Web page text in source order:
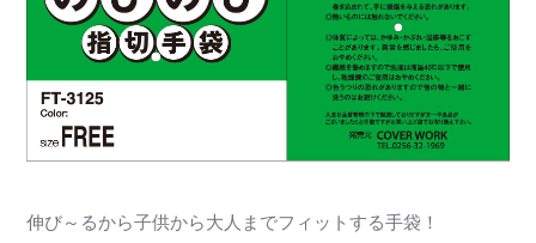
伸び～るから子供から大人までフィットする手袋！